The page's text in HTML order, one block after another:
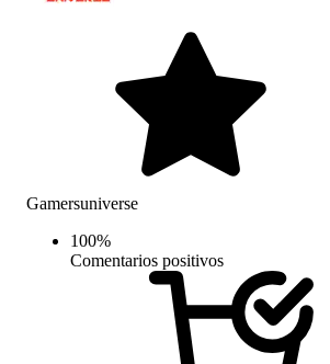
Gamersuniverse
100%
Comentarios positivos